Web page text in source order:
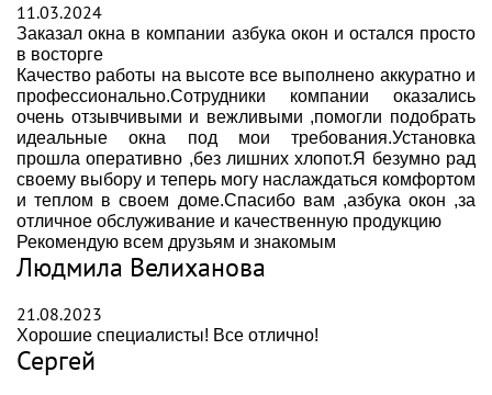
11.03.2024
Заказал окна в компании азбука окон и остался просто
в восторге
Качество работы на высоте все выполнено аккуратно и
профессионально.Сотрудники компании оказались
очень отзывчивыми и вежливыми ,помогли подобрать
идеальные окна под мои требования.Установка
прошла оперативно ,без лишних хлопот.Я безумно рад
своему выбору и теперь могу наслаждаться комфортом
и теплом в своем доме.Спасибо вам ,азбука окон ,за
отличное обслуживание и качественную продукцию
Рекомендую всем друзьям и знакомым
Людмила Велиханова
21.08.2023
Хорошие специалисты! Все отлично!
Сергей